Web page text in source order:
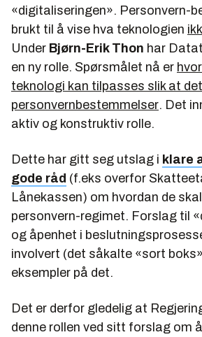
«digitaliseringen». Personvern-
brukt til å vise hva teknologien
Under Bjørn-Erik Thon har
en ny rolle. Spørsmålet nå er
teknologi kan tilpasses slik at
personvernbestemmelser. Det
aktiv og konstruktiv rolle.
Dette har gitt seg utslag i klare
gode råd (f.eks overfor
Lånekassen) om hvordan de
personvern-regimet. Forslag til
og åpenhet i
involvert (det såkalte «sort
eksempler på det.
Det er derfor gledelig at
denne rollen ved sitt forslag om